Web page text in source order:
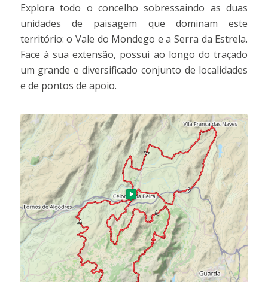
Explora todo o concelho sobressaindo as duas
unidades de paisagem que dominam este
território: o Vale do Mondego e a Serra da Estrela.
Face à sua extensão, possui ao longo do traçado
um grande e diversificado conjunto de localidades
e de pontos de apoio.